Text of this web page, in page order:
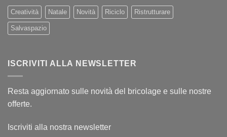
Creatività Natale Novità Riciclo Ristrutturare
Salvaspazio
ISCRIVITI ALLA NEWSLETTER
Resta aggiornato sulle novità del bricolage e sulle nostre
offerte.
Iscriviti alla nostra newsletter